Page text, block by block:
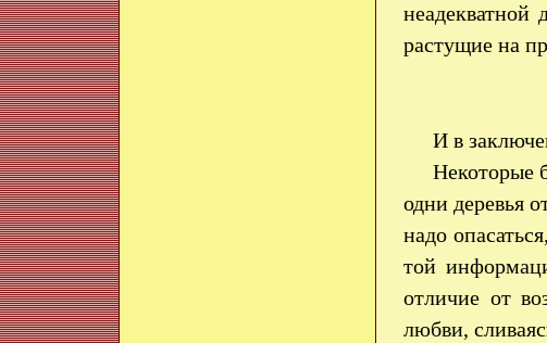
растущие на
И в
Некоторые
одни деревья
надо
той
отличие от
любви,